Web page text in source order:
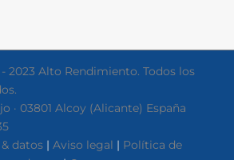
2023 Alto Rendimiento. Todos los
· 03801 Alcoy (Alicante) España
datos | Aviso legal | Política de